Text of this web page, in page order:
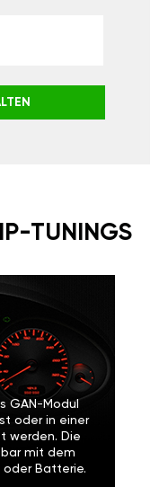
TUNINGS
GAN-Modul
oder in einer
werden. Die
mit dem
oder Batterie.